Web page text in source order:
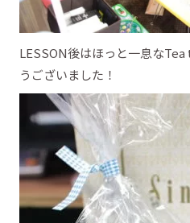
LESSON後はほっと一息な
うございました！